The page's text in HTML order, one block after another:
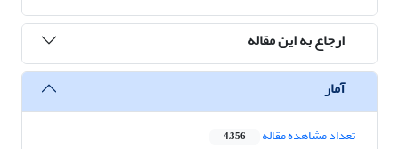
ارجاع به این مقاله
آمار
تعداد مشاهده مقاله 4,356